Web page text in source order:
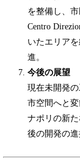
を整備し、
Centro
いたエリア
進。
今後の展望
現在未開発
市空間へと変
ナポリの新
後の開発の進